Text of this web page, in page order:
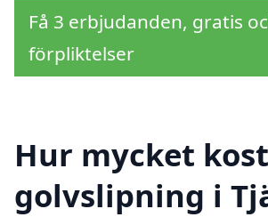
Få 3 erbjudanden, gratis
förpliktelser
Hur mycket
golvslipning i